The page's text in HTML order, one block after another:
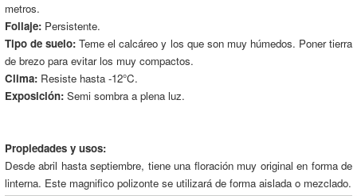
metros.
Follaje: Persistente.
Tipo de suelo: Teme el calcáreo y los que son muy húmedos. Poner tierra
de brezo para evitar los muy compactos.
Clima: Resiste hasta -12°C.
Exposición: Semi sombra a plena luz.
Propiedades y usos:
Desde abril hasta septiembre, tiene una floración muy original en forma de
linterna. Este magnifico polizonte se utilizará de forma aislada o mezclado.